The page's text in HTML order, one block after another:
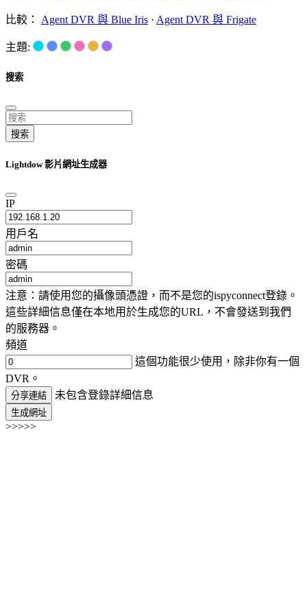
比較： Agent DVR 與 Blue Iris · Agent DVR 與 Frigate
主題:
搜索
搜索
Lightdow 影片網址生成器
IP
用戶名
密碼
注意：請使用您的攝像頭憑證，而不是您的ispyconnect登錄。
這些詳細信息僅在本地用於生成您的URL，不會發送到我們
的服務器。
頻道
這個功能很少使用，除非你有一個
DVR。
分享連結 未包含登錄詳細信息
生成網址
>>>>>